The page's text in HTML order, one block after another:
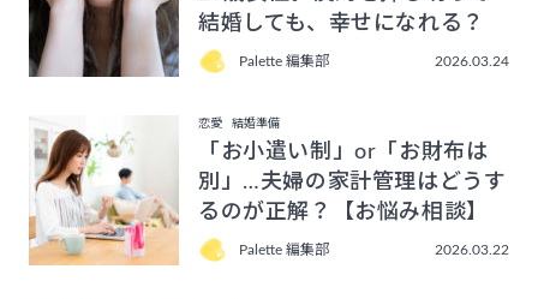
結婚しても、幸せになれる？
Palette 編集部 2026.03.24
恋愛 結婚準備
「お小遣い制」or「お財布は
別」…夫婦の家計管理はどうす
るのが正解？【お悩み相談】
Palette 編集部 2026.03.22